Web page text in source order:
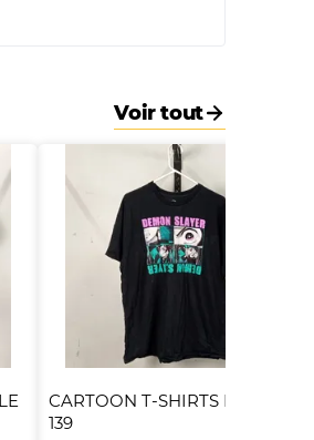
Voir tout
CARTOON T-SHIRTS BUNDLE
139